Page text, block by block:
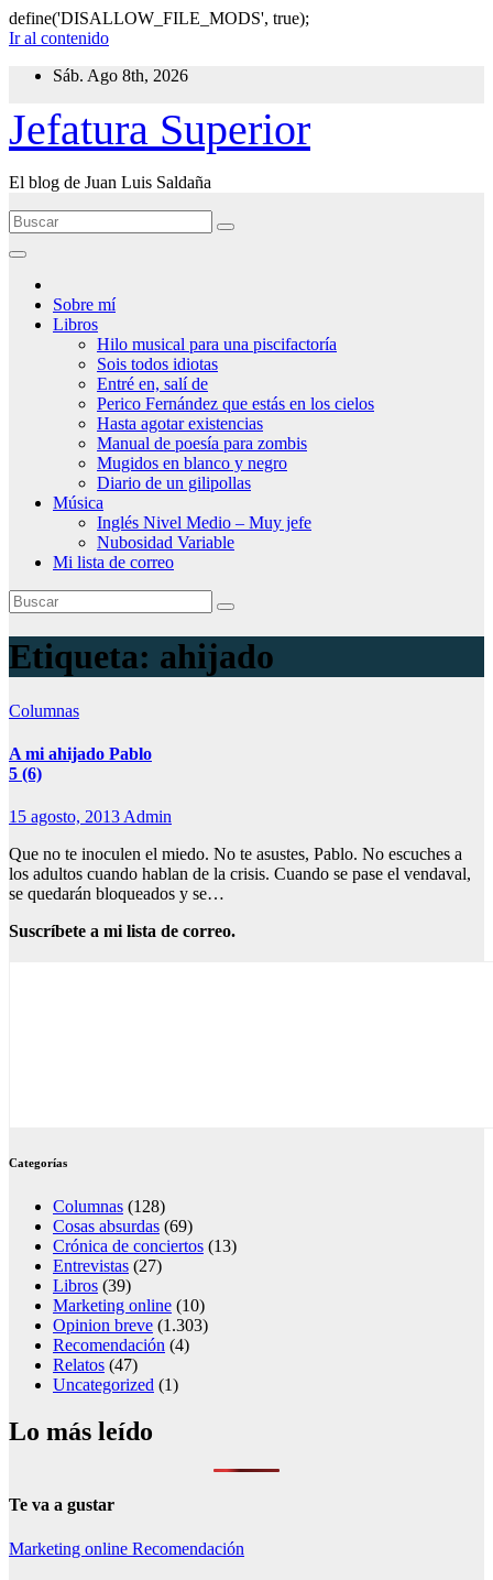
define('DISALLOW_FILE_MODS', true);
Ir al contenido
Sáb. Ago 8th, 2026
Jefatura Superior
El blog de Juan Luis Saldaña
Sobre mí
Libros
Hilo musical para una piscifactoría
Sois todos idiotas
Entré en, salí de
Perico Fernández que estás en los cielos
Hasta agotar existencias
Manual de poesía para zombis
Mugidos en blanco y negro
Diario de un gilipollas
Música
Inglés Nivel Medio – Muy jefe
Nubosidad Variable
Mi lista de correo
Etiqueta: ahijado
Columnas
A mi ahijado Pablo
5 (6)
15 agosto, 2013Admin
Que no te inoculen el miedo. No te asustes, Pablo. No escuches a
los adultos cuando hablan de la crisis. Cuando se pase el vendaval,
se quedarán bloqueados y se…
Suscríbete a mi lista de correo.
Categorías
Columnas (128)
Cosas absurdas (69)
Crónica de conciertos (13)
Entrevistas (27)
Libros (39)
Marketing online (10)
Opinion breve (1.303)
Recomendación (4)
Relatos (47)
Uncategorized (1)
Lo más leído
Te va a gustar
Marketing online Recomendación